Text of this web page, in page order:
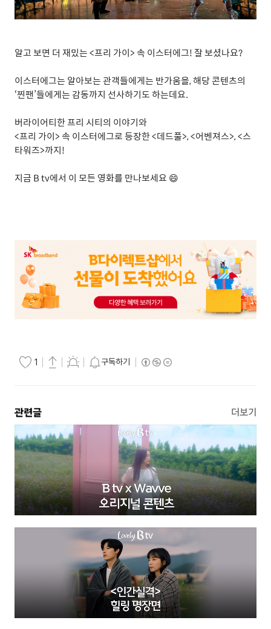
알고 보면 더 재밌는<프리 가이>속 이스터에그! 잘 보셨나요?
이스터에그는 알아보는 관객들에게는 반가움을,해당 콘텐츠의
‘찐팬’들에게는 감동까지 선사하기도 하는데요.
버라이어티한 프리 시티의 이야기와
<프리 가이>속 이스터에그로 등장한<데드풀>, <어벤져스>, <스
타워즈>까지!
지금 B tv에서 이 모든 영화를 만나보세요 😄
1 구독하기
관련글 더보기